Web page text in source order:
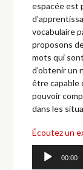
espacée est
vocabulaire
proposons
mots qui
d’obtenir un
être capable
pouvoir
dans les
Écoutez un
Lecteur
audio
00:00